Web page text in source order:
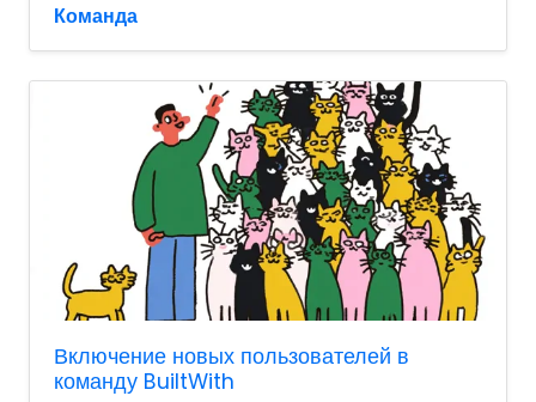
Команда
Включение новых пользователей в
команду BuiltWith